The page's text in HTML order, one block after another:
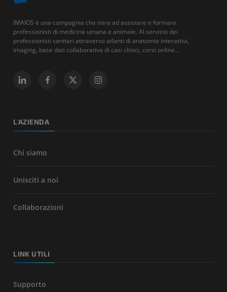
IMAIOS è una compagnia che mira ad assistere e formare
professionisti di medicina umana e animale. Al servizio dei
professionisti sanitari attraverso atlanti di anatomia interattivi,
imaging, base dati collaborativa di casi clinici, corsi online...
L'AZIENDA
Chi siamo
Unisciti a noi
Collaborazioni
LINK UTILI
Supporto